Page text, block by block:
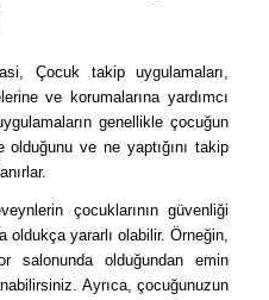
Çocuk takip uygulamaları,
ve korumalarına yardımcı
genellikle çocuğun
ve ne yaptığını takip
çocuklarının güvenliği
oldukça yararlı olabilir. Örneğin,
salonunda olduğundan emin
Ayrıca, çocuğunuzun